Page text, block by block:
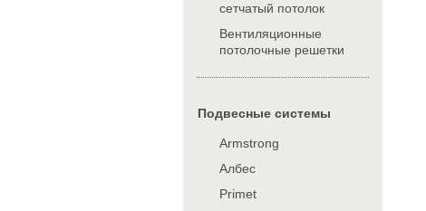
сетчатый потолок
Вентиляционные
потолочные решетки
Подвесные системы
Armstrong
Албес
Primet